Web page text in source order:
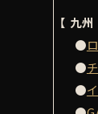
【 九
●
●
●